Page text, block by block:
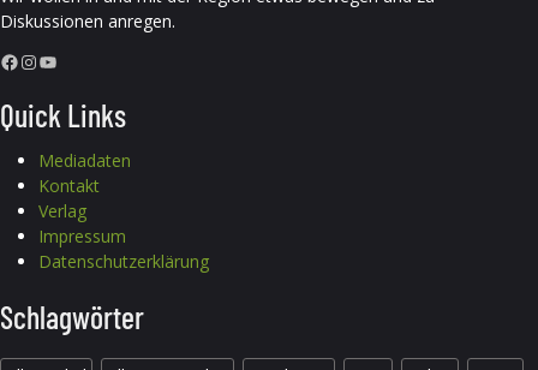
Diskussionen anregen.
Facebook InstagramYouTube
Quick Links
Mediadaten
Kontakt
Verlag
Impressum
Datenschutzerklärung
Schlagwörter